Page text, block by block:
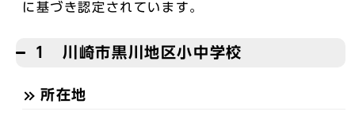
に基づき認定されています。
1 川崎市黒川地区小中学校
所在地